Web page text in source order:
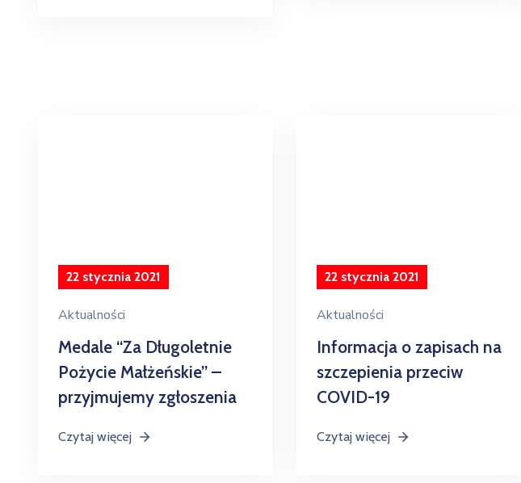
22 stycznia 2021
Aktualności
Medale “Za Długoletnie
Pożycie Małżeńskie” –
przyjmujemy zgłoszenia
Czytaj więcej
22 stycznia 2021
Aktualności
Informacja o zapisach na
szczepienia przeciw
COVID-19
Czytaj więcej